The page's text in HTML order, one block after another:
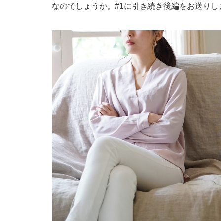
なのでしょうか。 #1に引き続き後編をお送りし